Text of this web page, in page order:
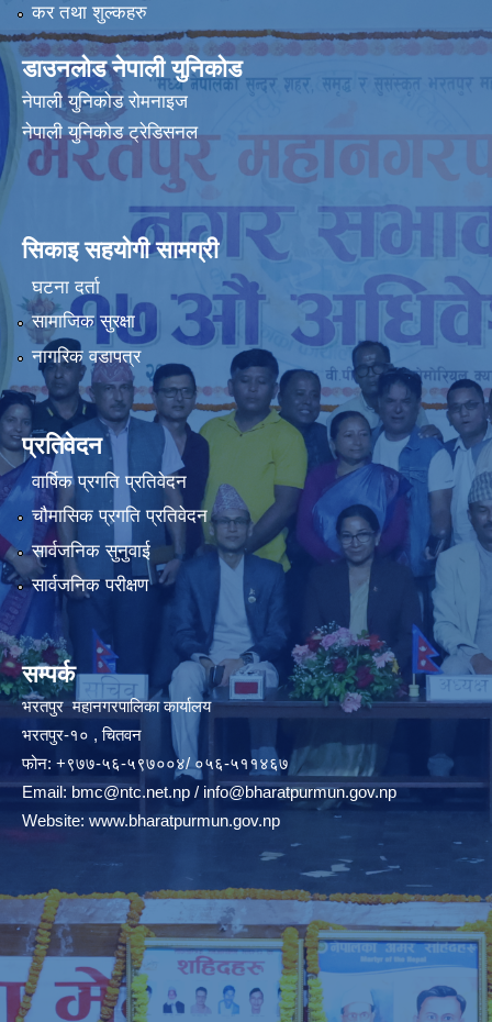
कर तथा शुल्कहरु
डाउनलोड नेपाली युनिकोड
नेपाली युनिकोड रोमनाइज
नेपाली युनिकोड ट्रेडिसनल
सिकाइ सहयोगी सामग्री
घटना दर्ता
सामाजिक सुरक्षा
नागरिक वडापत्र
प्रतिवेदन
वार्षिक प्रगति प्रतिवेदन
चौमासिक प्रगति प्रतिवेदन
सार्वजनिक सुनुवाई
सार्वजनिक परीक्षण
सम्पर्क
भरतपुर महानगरपालिका कार्यालय
भरतपुर-१० , चितवन
फोन: +९७७-५६-५९७००४/ ०५६-५११४६७
Email:bmc@ntc.net.np / info@bharatpurmun.gov.np
Website: www.bharatpurmun.gov.np